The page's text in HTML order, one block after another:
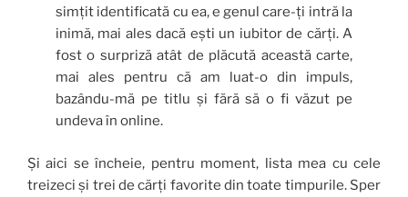
simțit identificată cu ea, e genul care-ți intră la
inimă, mai ales dacă ești un iubitor de cărți. A
fost o surpriză atât de plăcută această carte,
mai ales pentru că am luat-o din impuls,
bazându-mă pe titlu și fără să o fi văzut pe
undeva în online.
Și aici se încheie, pentru moment, lista mea cu cele
treizeci și trei de cărți favorite din toate timpurile. Sper